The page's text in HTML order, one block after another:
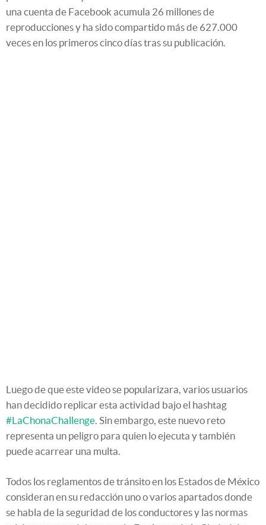
una cuenta de Facebook acumula 26 millones de
reproducciones y ha sido compartido más de 627.000
veces en los primeros cinco días tras su publicación.
Luego de que este video se popularizara, varios usuarios
han decidido replicar esta actividad bajo el hashtag
#LaChonaChallenge . Sin embargo, este nuevo reto
representa un peligro para quien lo ejecuta y también
puede acarrear una multa.
Todos los reglamentos de tránsito en los Estados de México
consideran en su redacción uno o varios apartados donde
se habla de la seguridad de los conductores y las normas